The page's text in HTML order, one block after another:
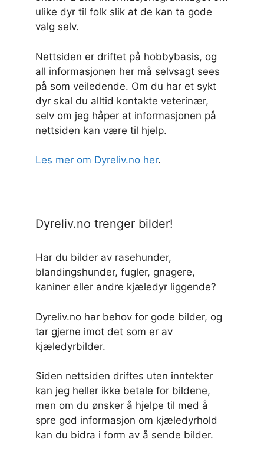
ulike dyr til folk slik at de kan ta gode
valg selv.
Nettsiden er driftet på hobbybasis, og
all informasjonen her må selvsagt sees
på som veiledende. Om du har et sykt
dyr skal du alltid kontakte veterinær,
selv om jeg håper at informasjonen på
nettsiden kan være til hjelp.
Les mer om Dyreliv.no her.
Dyreliv.no trenger bilder!
Har du bilder av rasehunder,
blandingshunder, fugler, gnagere,
kaniner eller andre kjæledyr liggende?
Dyreliv.no har behov for gode bilder, og
tar gjerne imot det som er av
kjæledyrbilder.
Siden nettsiden driftes uten inntekter
kan jeg heller ikke betale for bildene,
men om du ønsker å hjelpe til med å
spre god informasjon om kjæledyrhold
kan du bidra i form av å sende bilder.